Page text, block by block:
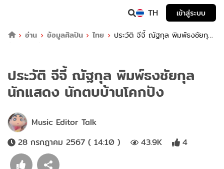
TH
เข้าสู่ระบบ
อ่าน
ข้อมูลศิลปิน ไทย
ประวัติ จีจี้ ณัฐกุล พิมพ์ธงชัยกุล
นักแสดง นักตบบ้านโคกปัง
ประวัติ จีจี้ ณัฐกุล พิมพ์ธงชัยกุล
นักแสดง นักตบบ้านโคกปัง
Music Editor Talk
28 กรกฎาคม 2567 ( 14:10 )
43.9K 4